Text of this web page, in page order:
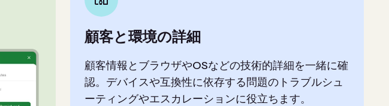
顧客と環境の詳細
顧客情報とブラウザやOSなどの技術的詳細を一緒に確
認。デバイスや互換性に依存する問題のトラブルシュ
ーティングやエスカレーションに役立ちます。